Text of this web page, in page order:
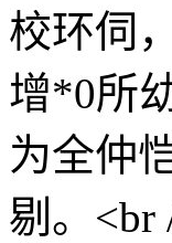
校环伺
增*0所
为全仲
剔。<br